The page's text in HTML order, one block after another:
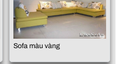
Sofa màu vàng